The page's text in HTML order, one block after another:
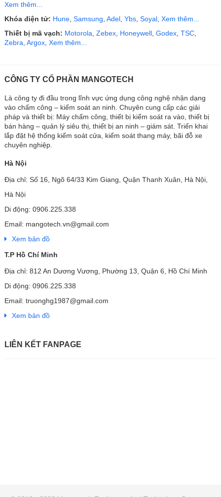
Xem thêm...
Khóa điện tử: Hune, Samsung, Adel, Ybs, Soyal, Xem thêm...
Thiết bị mã vạch: Motorola, Zebex, Honeywell, Godex, TSC,
Zebra, Argox, Xem thêm...
CÔNG TY CỔ PHẦN MANGOTECH
Là công ty đi đầu trong lĩnh vực ứng dụng công nghệ nhận dạng
vào chấm công – kiểm soát an ninh. Chuyên cung cấp các giải
pháp và thiết bị: Máy chấm công, thiết bị kiểm soát ra vào, thiết bị
bán hàng – quản lý siêu thị, thiết bị an ninh – giám sát. Triển khai
lắp đặt hệ thống kiểm soát cửa, kiểm soát thang máy, bãi đỗ xe
chuyên nghiệp.
Hà Nội
Địa chỉ: Số 16, Ngõ 64/33 Kim Giang, Quận Thanh Xuân, Hà Nội,
Hà Nội
Di động: 0906.225.338
Email: mangotech.vn@gmail.com
Xem bản đồ
T.P Hồ Chí Minh
Địa chỉ: 812 An Dương Vương, Phường 13, Quận 6, Hồ Chí Minh
Di động: 0906.225.338
Email: truonghg1987@gmail.com
Xem bản đồ
LIÊN KẾT FANPAGE